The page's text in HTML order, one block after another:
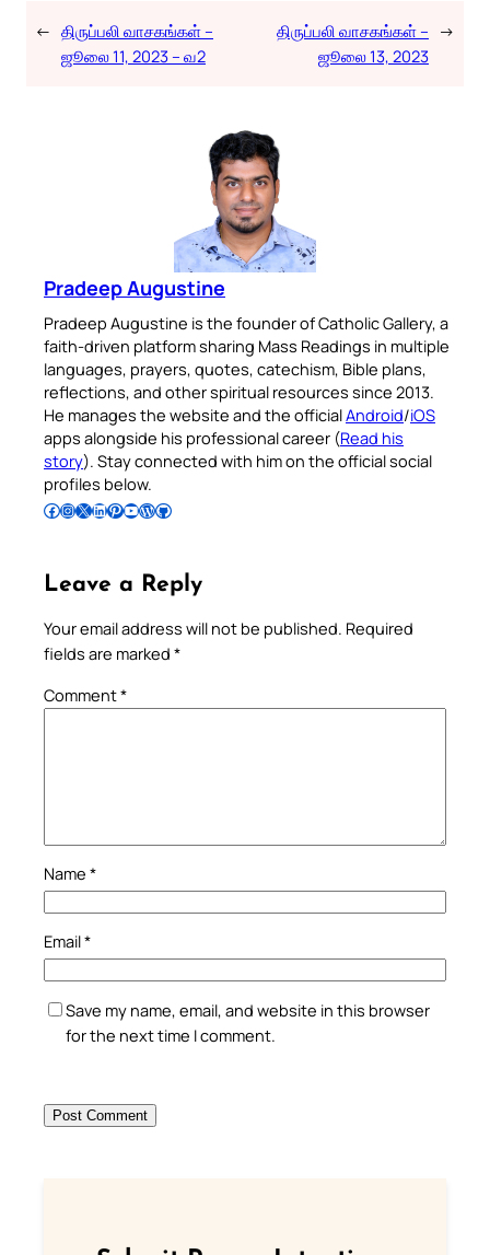
← திருப்பலி வாசகங்கள் –
ஜூலை 11, 2023 – வ2
திருப்பலி வாசகங்கள் –
ஜூலை 13, 2023
→
Pradeep Augustine
Pradeep Augustine is the founder of Catholic Gallery, a
faith-driven platform sharing Mass Readings in multiple
languages, prayers, quotes, catechism, Bible plans,
reflections, and other spiritual resources since 2013.
He manages the website and the officialAndroid/iOS
apps alongside his professional career (Read his
story). Stay connected with him on the official social
profiles below.
Follow Pradeep on Facebook Follow Pradeep on InstagramFollow Pradeep on X Follow Pradeep on LinkedIn Follow Pradeep on Pinterest Subscribe to Pradeep’s Youtube Channel Follow Pradeep on WordPress Follow Pradeep on GitHub
Leave a Reply
Your email address will not be published. Required
fields are marked *
Comment*
Name *
Email*
Save my name, email, and website in this browser
for the next time I comment.